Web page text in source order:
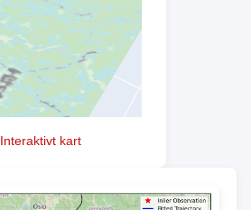
Interaktivt kart